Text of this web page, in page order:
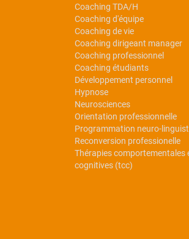
Coaching TDA/H
Coaching d'équipe
Coaching de vie
Coaching dirigeant manager
Coaching professionnel
Coaching étudiants
Développement personnel
Hypnose
Neurosciences
Orientation professionnelle
Programmation neuro-
Reconversion professionelle
Thérapies comportementales
cognitives (tcc)